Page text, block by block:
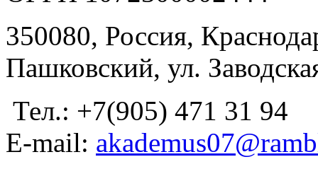
350080, Россия,
Пашковский, ул.
Тел.: +7(905) 471 31 94
E-mail: